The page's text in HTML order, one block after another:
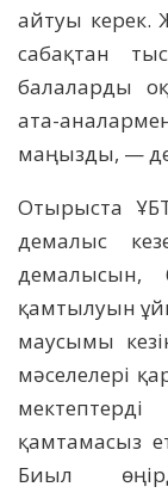
айтуы керек.
сабақтан
балаларды
ата-
маңызды, —
Отырыста
демалыс
демалысын,
қамтылуын
маусымы
мәселелері
қамтамасыз
Биыл